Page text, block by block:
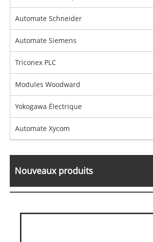
Automate Schneider
Automate Siemens
Triconex PLC
Modules Woodward
Yokogawa Électrique
Automate Xycom
Nouveaux produits